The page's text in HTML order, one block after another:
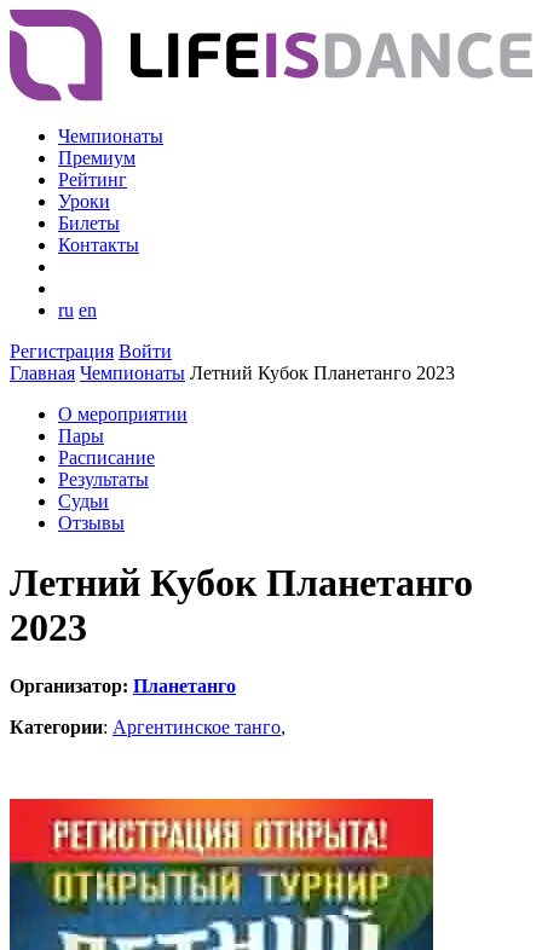
Чемпионаты
Премиум
Рейтинг
Уроки
Билеты
Контакты
ru en
Регистрация Войти
Главная Чемпионаты Летний Кубок Планетанго 2023
О мероприятии
Пары
Расписание
Результаты
Судьи
Отзывы
Летний Кубок Планетанго
2023
Организатор: Планетанго
Категории: Аргентинское танго,